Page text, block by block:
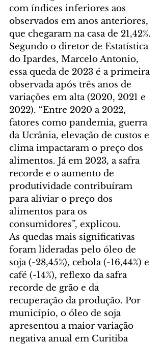
com índices inferiores aos
observados em anos anteriores,
que chegaram na casa de 21,42%.
Segundo o diretor de Estatística
do Ipardes, Marcelo Antonio,
essa queda de 2023 é a primeira
observada após três anos de
variações em alta (2020, 2021 e
2022). “Entre 2020 a 2022,
fatores como pandemia, guerra
da Ucrânia, elevação de custos e
clima impactaram o preço dos
alimentos. Já em 2023, a safra
recorde e o aumento de
produtividade contribuíram
para aliviar o preço dos
alimentos para os
consumidores”, explicou.
As quedas mais significativas
foram lideradas pelo óleo de
soja (-28,45%), cebola (-16,44%) e
café (-14%), reflexo da safra
recorde de grão e da
recuperação da produção. Por
município, o óleo de soja
apresentou a maior variação
negativa anual em Curitiba